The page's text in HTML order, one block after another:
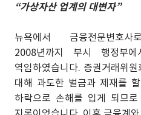
“가상자산 업계의 대변자”
뉴욕에서 금융전문변호
2008년까지 부시 행정부
역임하였습니다. 증권거래위
대해 과도한 벌금과 제재를
하락으로 손해를 입게 되므